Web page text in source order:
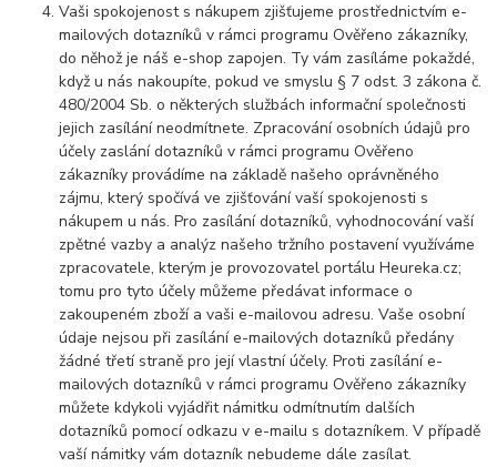
Vaši spokojenost s nákupem zjišťujeme prostřednictvím e-
mailových dotazníků v rámci programu Ověřeno zákazníky,
do něhož je náš e-shop zapojen. Ty vám zasíláme pokaždé,
když u nás nakoupíte, pokud ve smyslu § 7 odst. 3 zákona č.
480/2004 Sb. o některých službách informační společnosti
jejich zasílání neodmítnete. Zpracování osobních údajů pro
účely zaslání dotazníků v rámci programu Ověřeno
zákazníky provádíme na základě našeho oprávněného
zájmu, který spočívá ve zjišťování vaší spokojenosti s
nákupem u nás. Pro zasílání dotazníků, vyhodnocování vaší
zpětné vazby a analýz našeho tržního postavení využíváme
zpracovatele, kterým je provozovatel portálu Heureka.cz;
tomu pro tyto účely můžeme předávat informace o
zakoupeném zboží a vaši e-mailovou adresu. Vaše osobní
údaje nejsou při zasílání e-mailových dotazníků předány
žádné třetí straně pro její vlastní účely. Proti zasílání e-
mailových dotazníků v rámci programu Ověřeno zákazníky
můžete kdykoli vyjádřit námitku odmítnutím dalších
dotazníků pomocí odkazu v e-mailu s dotazníkem. V případě
vaší námitky vám dotazník nebudeme dále zasílat.